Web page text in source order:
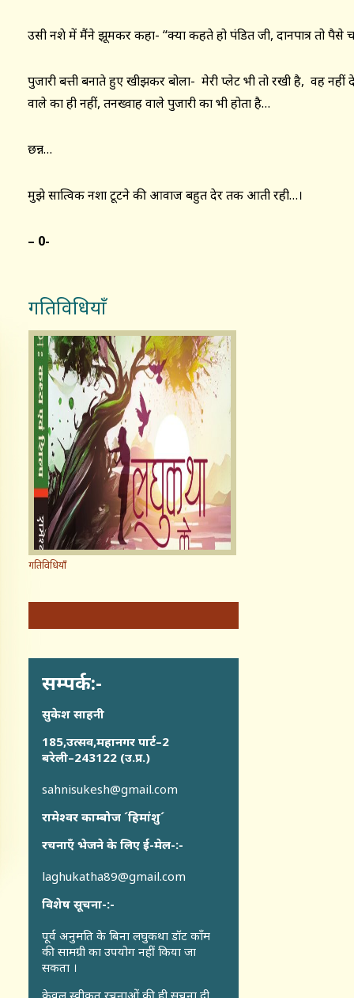
उसी नशे में मैंने झूमकर कहा- “क्या कहते हो पंडित जी, दानपात्र तो पैसे
पुजारी बत्ती बनाते हुए खीझकर बोला- मेरी प्लेट भी तो रखी है, वह
वाले का ही नहीं, तनख्वाह वाले पुजारी का भी होता है…
छन्न…
मुझे सात्विक नशा टूटने की आवाज बहुत देर तक आती रही…।
– 0-
गतिविधियाँ
गतिविधियाँ
सम्पर्क:-
सुकेश साहनी
185,उत्सव,महानगर पार्ट–2
बरेली–243122 (उ.प्र.)
sahnisukesh@gmail.com
रामेश्वर काम्बोज ´हिमांशु´
रचनाएँ भेजने के लिए ई-मेल-:-
laghukatha89@gmail.com
विशेष सूचना-:-
पूर्व अनुमति के बिना लघुकथा डॉट कॉंम
की सामग्री का उपयोग नहीं किया जा
सकता ।
केवल स्वीकृत रचनाओं की ही सूचना दी